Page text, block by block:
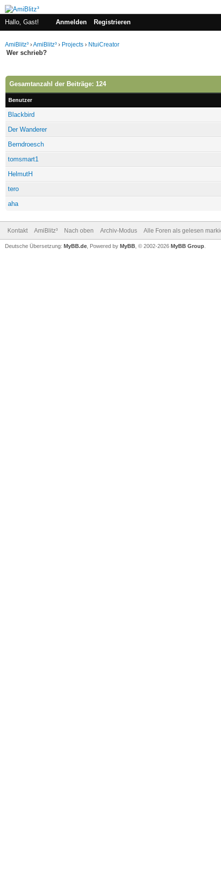
Hallo, Gast! Anmelden Registrieren
AmiBlitz³ ›AmiBlitz³ › Projects › NtuiCreator
Wer schrieb?
Gesamtanzahl der Beiträge: 124
Benutzer
Blackbird
Der Wanderer
Berndroesch
tomsmart1
HelmutH
tero
aha
Kontakt AmiBlitz³ Nach oben Archiv-Modus Alle Foren als gelesen
Deutsche Übersetzung: MyBB.de , Powered by MyBB , © 2002-2026 MyBB Group